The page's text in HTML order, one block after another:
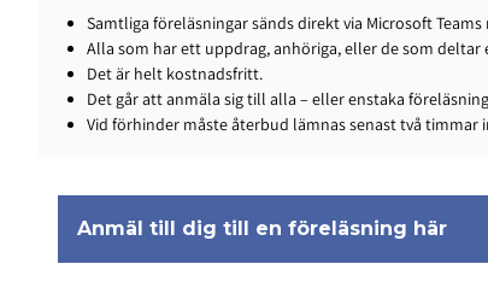
Samtliga föreläsningar sänds direkt via Microsoft
Alla som har ett uppdrag, anhöriga, eller de som
Det är helt kostnadsfritt.
Det går att anmäla sig till alla – eller enstaka
Vid förhinder måste återbud lämnas senast två timmar
Anmäl till dig till en föreläsning här